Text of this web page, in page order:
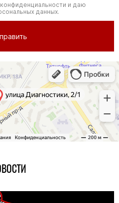
и даю
данных.